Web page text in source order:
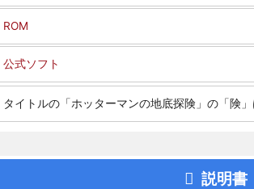
ROM
公式ソフト
タイトルの「ホッターマンの地底探険」の「険
説明書